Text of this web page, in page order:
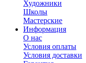
Художники
Школы
Мастерские
Информация
О нас
Условия оплаты
Условия доставки